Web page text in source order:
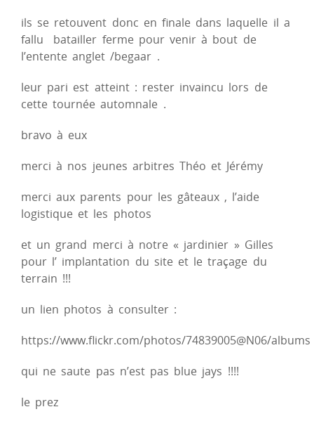
ils se retouvent donc en finale dans laquelle il a
fallu batailler ferme pour venir à bout de
l’entente anglet /begaar .
leur pari est atteint : rester invaincu lors de
cette tournée automnale .
bravo à eux
merci à nos jeunes arbitres Théo et Jérémy
merci aux parents pour les gâteaux , l’aide
logistique et les photos
et un grand merci à notre « jardinier » Gilles
pour l’ implantation du site et le traçage du
terrain !!!
un lien photos à consulter :
https://www.flickr.com/photos/74839005@N06/albums
qui ne saute pas n’est pas blue jays !!!!
le prez